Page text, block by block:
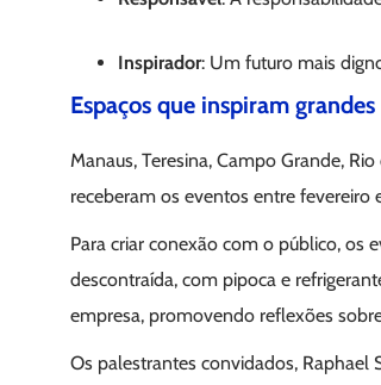
Inspirador: Um futuro mais
Espaços que inspiram
Manaus, Teresina, Campo Grande,
receberam os eventos entre fevereiro
Para criar conexão com o público, os
descontraída, com pipoca e
empresa, promovendo reflexões
Os palestrantes convidados, Raphael